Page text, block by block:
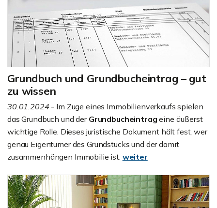
Grundbuch und Grundbucheintrag – gut
zu wissen
30.01.2024 - Im Zuge eines Immobilienverkaufs spielen
das Grundbuch und der Grundbucheintrageine äußerst
wichtige Rolle. Dieses juristische Dokument hält fest, wer
genau Eigentümer des Grundstücks und der damit
zusammenhängen Immobilie ist. weiter